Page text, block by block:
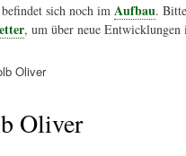
sich noch im Aufbau. Bitte
, um über neue
Oliver
Oliver